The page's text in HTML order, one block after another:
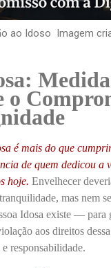
ao Idoso Imagem
o
é mais do que
de quem dedicou a
hoje. Envelhecer
mas nem
Idosa existe — para
aos direitos
responsabilidade.